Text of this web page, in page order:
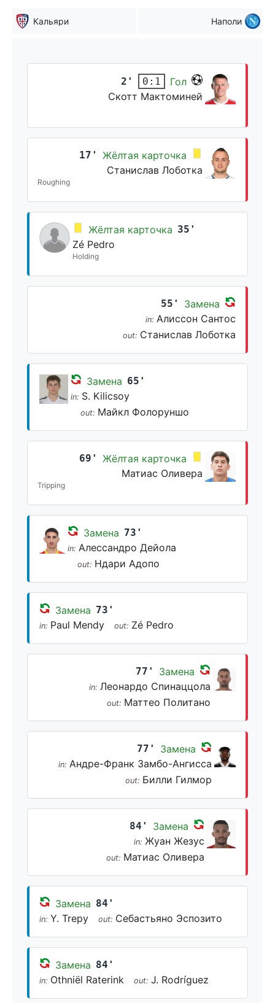
Кальяри Наполи
2' 0:1
Гол
Скотт Мактоминей
17'
Жёлтая карточка
Станислав Лоботка
Roughing
Жёлтая карточка 35'
Zé Pedro
Holding
55' Замена
in: Алиссон Сантос
out: Станислав Лоботка
Замена 65'
in: S. Kilicsoy
out: Майкл Фолоруншо
69'
Жёлтая карточка
Матиас Оливера
Tripping
Замена 73'
in: Алессандро Дейола
out: Ндари Адопо
Замена 73'
in: Paul Mendy out: Zé Pedro
77' Замена
in: Леонардо Спинаццола
out: Маттео Политано
77' Замена
in: Андре-Франк Замбо-Ангисса
out: Билли Гилмор
84' Замена
in: Жуан Жезус
out: Матиас Оливера
Замена 84'
in: Y. Trepy out: Себастьяно Эспозито
Замена 84'
in: Othniël Raterink out: J. Rodríguez